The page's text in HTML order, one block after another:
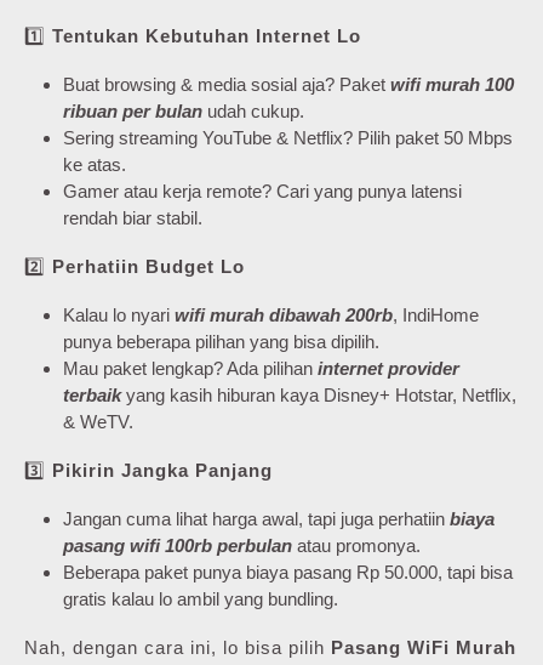
1️⃣ Tentukan Kebutuhan Internet Lo
Buat browsing & media sosial aja? Paket wifi murah 100
ribuan per bulan udah cukup.
Sering streaming YouTube & Netflix? Pilih paket 50 Mbps
ke atas.
Gamer atau kerja remote? Cari yang punya latensi
rendah biar stabil.
2️⃣ Perhatiin Budget Lo
Kalau lo nyari wifi murah dibawah 200rb, IndiHome
punya beberapa pilihan yang bisa dipilih.
Mau paket lengkap? Ada pilihan internet provider
terbaikyang kasih hiburan kaya Disney+ Hotstar, Netflix,
& WeTV.
3️⃣ Pikirin Jangka Panjang
Jangan cuma lihat harga awal, tapi juga perhatiin biaya
pasang wifi 100rb perbulan atau promonya.
Beberapa paket punya biaya pasang Rp 50.000, tapi bisa
gratis kalau lo ambil yang bundling.
Nah, dengan cara ini, lo bisa pilih Pasang WiFi Murah